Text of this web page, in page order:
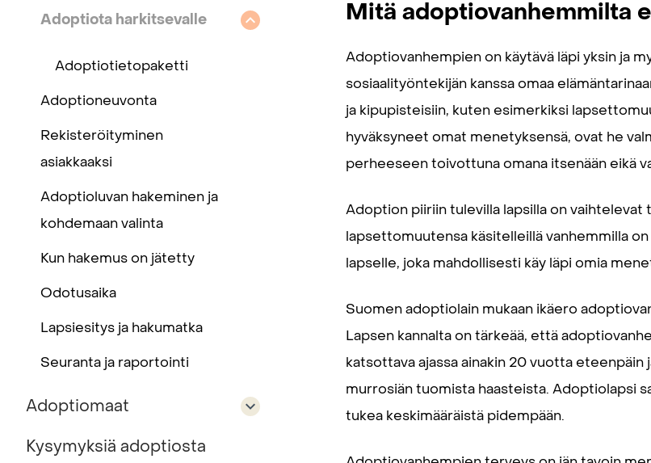
Adoptiota harkitsevalle
Adoptiotietopaketti
Adoptioneuvonta
Rekisteröityminen
asiakkaaksi
Adoptioluvan hakeminen ja
kohdemaan valinta
Kun hakemus on jätetty
Odotusaika
Lapsiesitys ja hakumatka
Seuranta ja raportointi
Adoptiomaat
Kysymyksiä adoptiosta
Mitä adoptiovanhemmilta
Adoptiovanhempien on käytävä läpi yksin ja
sosiaalityöntekijän kanssa omaa
ja kipupisteisiin, kuten esimerkiksi
hyväksyneet omat menetyksensä, ovat he
perheeseen toivottuna omana itsenään eikä
Adoption piiriin tulevilla lapsilla on
lapsettomuutensa käsitelleillä vanhemmilla
lapselle, joka mahdollisesti käy läpi omia
Suomen adoptiolain mukaan ikäero
Lapsen kannalta on tärkeää, että
katsottava ajassa ainakin 20 vuotta
murrosiän tuomista haasteista. Adoptiolapsi
tukea keskimääräistä pidempään.